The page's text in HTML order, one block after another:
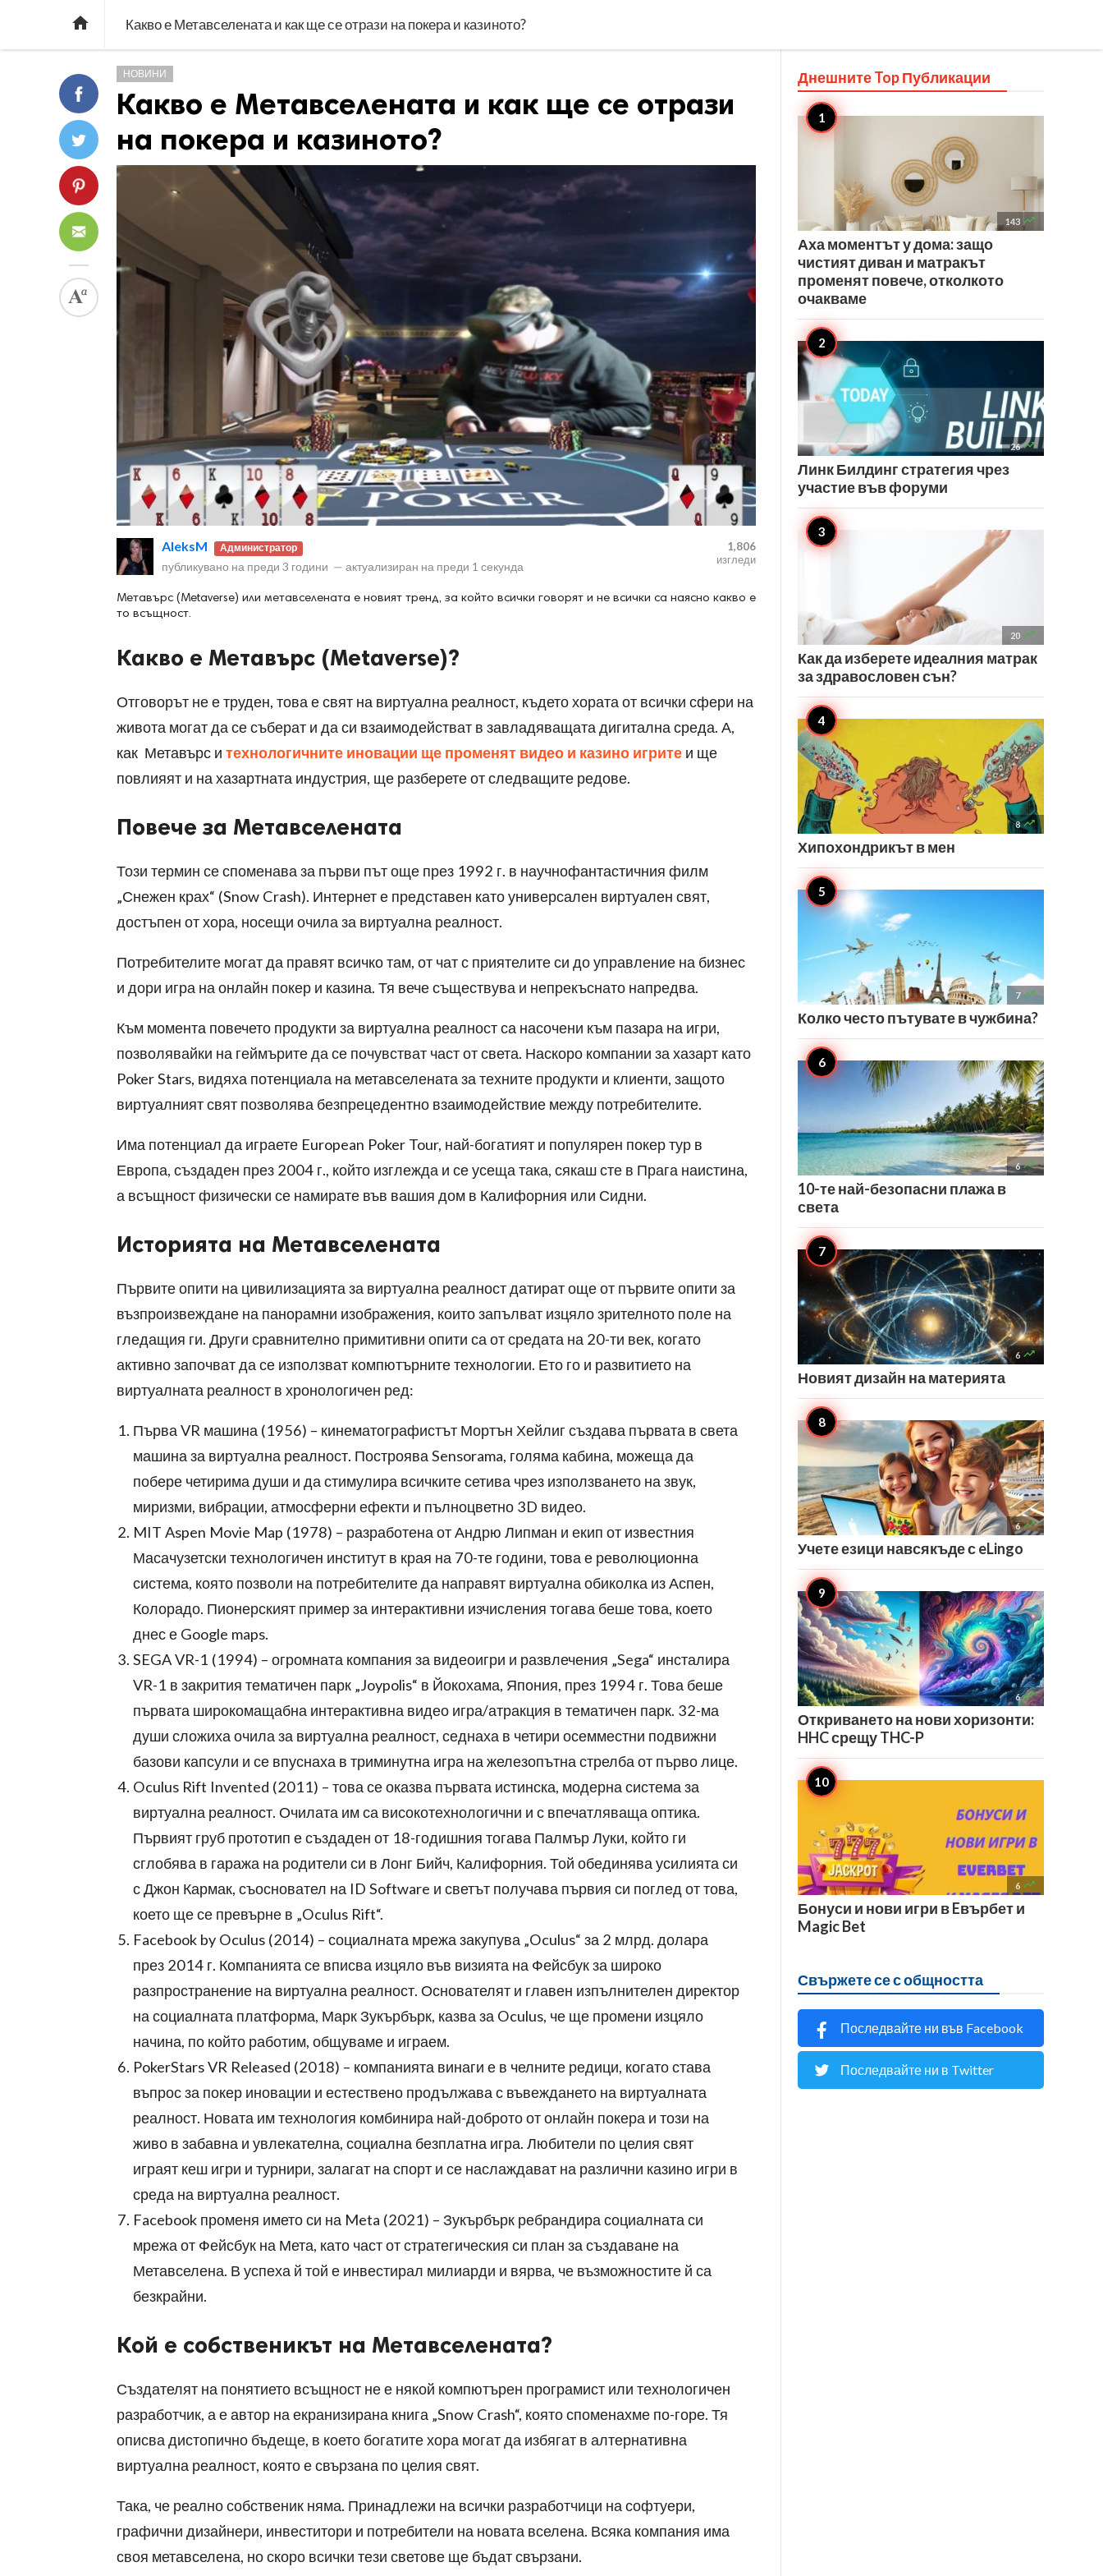
 Какво е Метавселената и как ще се отрази на покера и казиното?
НОВИНИ
Какво е Метавселената и как ще се отрази
на покера и казиното?
AleksM Администратор
публикувано на преди 3 години — актуализиран на преди 1 секунда
1,806
изгледи
Метавърс (Metaverse) или метавселената е новият тренд, за който всички говорят и не всички са наясно какво е
то всъщност.
Какво е Метавърс (Metaverse)?
Отговорът не е труден, това е свят на виртуална реалност, където хората от всички сфери на
живота могат да се съберат и да си взаимодействат в завладяващата дигитална среда. А,
как Метавърс и технологичните иновации ще променят видео и казино игрите и ще
повлияят и на хазартната индустрия, ще разберете от следващите редове.
Повече за Метавселената
Този термин се споменава за първи път още през 1992 г. в научнофантастичния филм
„Снежен крах“ (Snow Crash). Интернет е представен като универсален виртуален свят,
достъпен от хора, носещи очила за виртуална реалност.
Потребителите могат да правят всичко там, от чат с приятелите си до управление на бизнес
и дори игра на онлайн покер и казина. Тя вече съществува и непрекъснато напредва.
Към момента повечето продукти за виртуална реалност са насочени към пазара на игри,
позволявайки на геймърите да се почувстват част от света. Наскоро компании за хазарт като
Poker Stars, видяха потенциала на метавселената за техните продукти и клиенти, защото
виртуалният свят позволява безпрецедентно взаимодействие между потребителите.
Има потенциал да играете European Poker Tour, най-богатият и популярен покер тур в
Европа, създаден през 2004 г., който изглежда и се усеща така, сякаш сте в Прага наистина,
а всъщност физически се намирате във вашия дом в Калифорния или Сидни.
Историята на Метавселената
Първите опити на цивилизацията за виртуална реалност датират още от първите опити за
възпроизвеждане на панорамни изображения, които запълват изцяло зрителното поле на
гледащия ги. Други сравнително примитивни опити са от средата на 20-ти век, когато
активно започват да се използват компютърните технологии. Ето го и развитието на
виртуалната реалност в хронологичен ред:
Първа VR машина (1956) – кинематографистът Мортън Хейлиг създава първата в света
машина за виртуална реалност. Построява Sensorama, голяма кабина, можеща да
побере четирима души и да стимулира всичките сетива чрез използването на звук,
миризми, вибрации, атмосферни ефекти и пълноцветно 3D видео.
MIT Aspen Movie Map (1978) – разработена от Андрю Липман и екип от известния
Масачузетски технологичен институт в края на 70-те години, това е революционна
система, която позволи на потребителите да направят виртуална обиколка из Аспен,
Колорадо. Пионерският пример за интерактивни изчисления тогава беше това, което
днес е Google maps.
SEGA VR-1 (1994) – огромната компания за видеоигри и развлечения „Sega“ инсталира
VR-1 в закрития тематичен парк „Joypolis“ в Йокохама, Япония, през 1994 г. Това беше
първата широкомащабна интерактивна видео игра/атракция в тематичен парк. 32-ма
души сложиха очила за виртуална реалност, седнаха в четири осемместни подвижни
базови капсули и се впуснаха в триминутна игра на железопътна стрелба от първо лице.
Oculus Rift Invented (2011) – това се оказва първата истинска, модерна система за
виртуална реалност. Очилата им са високотехнологични и с впечатляваща оптика.
Първият груб прототип е създаден от 18-годишния тогава Палмър Луки, който ги
сглобява в гаража на родители си в Лонг Бийч, Калифорния. Той обединява усилията си
с Джон Кармак, съосновател на ID Software и светът получава първия си поглед от това,
което ще се превърне в „Oculus Rift“.
Facebook by Oculus (2014) – социалната мрежа закупува „Oculus“ за 2 млрд. долара
през 2014 г. Компанията се вписва изцяло във визията на Фейсбук за широко
разпространение на виртуална реалност. Основателят и главен изпълнителен директор
на социалната платформа, Марк Зукърбърк, казва за Oculus, че ще промени изцяло
начина, по който работим, общуваме и играем.
PokerStars VR Released (2018) – компанията винаги е в челните редици, когато става
въпрос за покер иновации и естествено продължава с въвеждането на виртуалната
реалност. Новата им технология комбинира най-доброто от онлайн покера и този на
живо в забавна и увлекателна, социална безплатна игра. Любители по целия свят
играят кеш игри и турнири, залагат на спорт и се наслаждават на различни казино игри в
среда на виртуална реалност.
Facebook променя името си на Meta (2021) – Зукърбърк ребрандира социалната си
мрежа от Фейсбук на Мета, като част от стратегическия си план за създаване на
Метавселена. В успеха й той е инвестирал милиарди и вярва, че възможностите й са
безкрайни.
Кой е собственикът на Метавселената?
Създателят на понятието всъщност не е някой компютърен програмист или технологичен
разработчик, а е автор на екранизирана книга „Snow Crash“, която споменахме по-горе. Тя
описва дистопично бъдеще, в което богатите хора могат да избягат в алтернативна
виртуална реалност, която е свързана по целия свят.
Така, че реално собственик няма. Принадлежи на всички разработчици на софтуери,
графични дизайнери, инвеститори и потребители на новата вселена. Всяка компания има
своя метавселена, но скоро всички тези светове ще бъдат свързани.
Днешните TopПубликации
143 
Аха моментът у дома: защо
чистият диван и матракът
променят повече, отколкото
очакваме
26 
Линк Билдинг стратегия чрез
участие във форуми
20 
Как да изберете идеалния матрак
за здравословен сън?
8 
Хипохондрикът в мен
7 
Колко често пътувате в чужбина?
6 
10-те най-безопасни плажа в
света
6 
Новият дизайн на материята
6 
Учете езици навсякъде с eLingo
6 
Откриването на нови хоризонти:
HHC срещу THC-P
6 
Бонуси и нови игри в Eвърбет и
Magic Bet
Свържете се с общността
Последвайте ни във Facebook
Последвайте ни в Twitter